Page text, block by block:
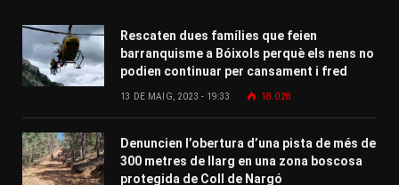
Rescaten dues famílies que feien
barranquisme a Bóixols perquè els nens no
podien continuar per cansament i fred
13 DE MAIG, 2023 - 19:33 18.028
Denuncien l’obertura d’una pista de més de
300 metres de llarg en una zona boscosa
protegida de Coll de Nargó